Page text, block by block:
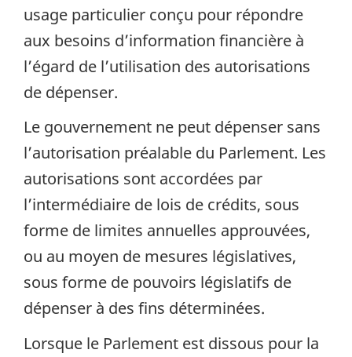
usage particulier conçu pour répondre
aux besoins d’information financière à
l’égard de l’utilisation des autorisations
de dépenser.
Le gouvernement ne peut dépenser sans
l’autorisation préalable du Parlement. Les
autorisations sont accordées par
l’intermédiaire de lois de crédits, sous
forme de limites annuelles approuvées,
ou au moyen de mesures législatives,
sous forme de pouvoirs législatifs de
dépenser à des fins déterminées.
Lorsque le Parlement est dissous pour la